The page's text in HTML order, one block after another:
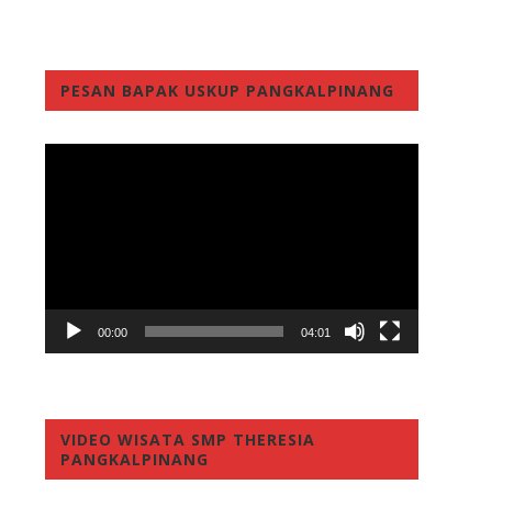
PESAN BAPAK USKUP PANGKALPINANG
00:00 04:01
VIDEO WISATA SMP THERESIA
PANGKALPINANG